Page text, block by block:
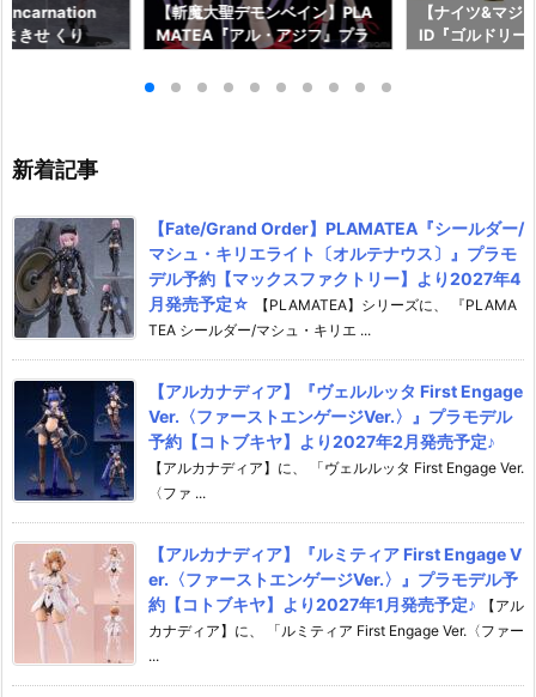
きせ くり
【斬魔大聖デモンベイン】PLA
MATEA『アル・アジフ』プラ
ンパニー】より2027年4月発売
【ナイツ&マジ
ID『ゴルドリー
新着記事
【Fate/Grand Order】PLAMATEA『シールダー/
マシュ・キリエライト〔オルテナウス〕』プラモ
デル予約【マックスファクトリー】より2027年4
月発売予定☆
【PLAMATEA】シリーズに、 『PLAMA
TEA シールダー/マシュ・キリエ ...
【アルカナディア】『ヴェルルッタ First Engage
Ver.〈ファーストエンゲージVer.〉』プラモデル
予約【コトブキヤ】より2027年2月発売予定♪
【アルカナディア】に、 「ヴェルルッタ First Engage Ver.
〈ファ ...
【アルカナディア】『ルミティア First Engage V
er.〈ファーストエンゲージVer.〉』プラモデル予
約【コトブキヤ】より2027年1月発売予定♪
【アル
カナディア】に、 「ルミティア First Engage Ver.〈ファー
...